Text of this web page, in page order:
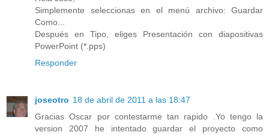
Simplemente seleccionas en el menú archivo: Guardar
Como...
Después en Tipo, eliges Presentación con diapositivas
PowerPoint (*.pps)
Responder
joseotro 18 de abril de 2011 a las 18:47
Gracias Oscar por contestarme tan rapido .Yo tengo la
version 2007 he intentado guardar el proyecto como